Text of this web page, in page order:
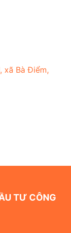
xã Bà Điểm,
TƯ CÔNG